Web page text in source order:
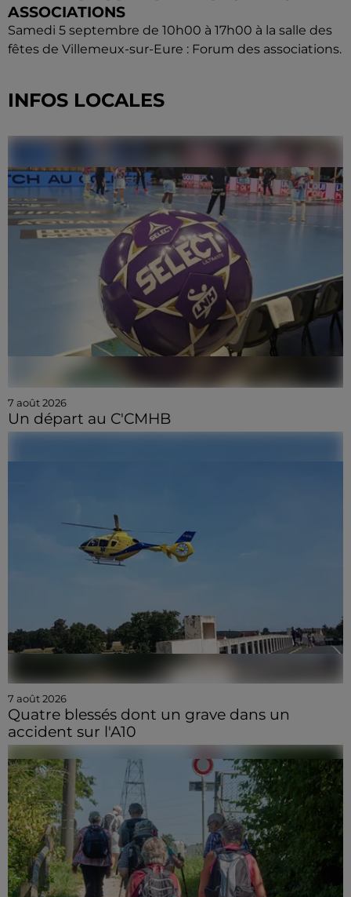
ASSOCIATIONS
Samedi 5 septembre de 10h00 à 17h00 à la salle des
fêtes de Villemeux-sur-Eure : Forum des associations.
INFOS LOCALES
7 août 2026
Un départ au C'CMHB
7 août 2026
Quatre blessés dont un grave dans un
accident sur l'A10